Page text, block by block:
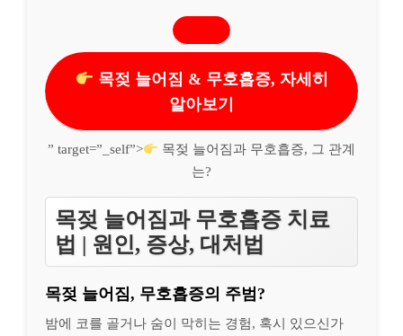
목젖 늘어짐 & 무호흡증, 자세히
알아보기
” target=”_self”>
목젖 늘어짐과 무호흡증, 그 관계
는?
목젖 늘어짐과 무호흡증 치료
법 | 원인, 증상, 대처법
목젖 늘어짐, 무호흡증의 주범?
밤에 코를 골거나 숨이 막히는 경험, 혹시 있으신가